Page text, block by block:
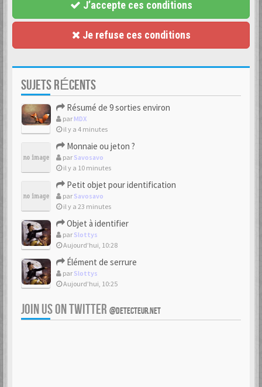
J’accepte ces conditions
Je refuse ces conditions
SUJETS RÉCENTS
Résumé de 9 sorties environ
par MDX
il y a 4 minutes
Monnaie ou jeton ?
par Savosavo
il y a 10 minutes
Petit objet pour identification
par Savosavo
il y a 23 minutes
Objet à identifier
par Slottys
Aujourd’hui, 10:28
Élément de serrure
par Slottys
Aujourd’hui, 10:25
JOIN US ON TWITTER @DETECTEUR.NET